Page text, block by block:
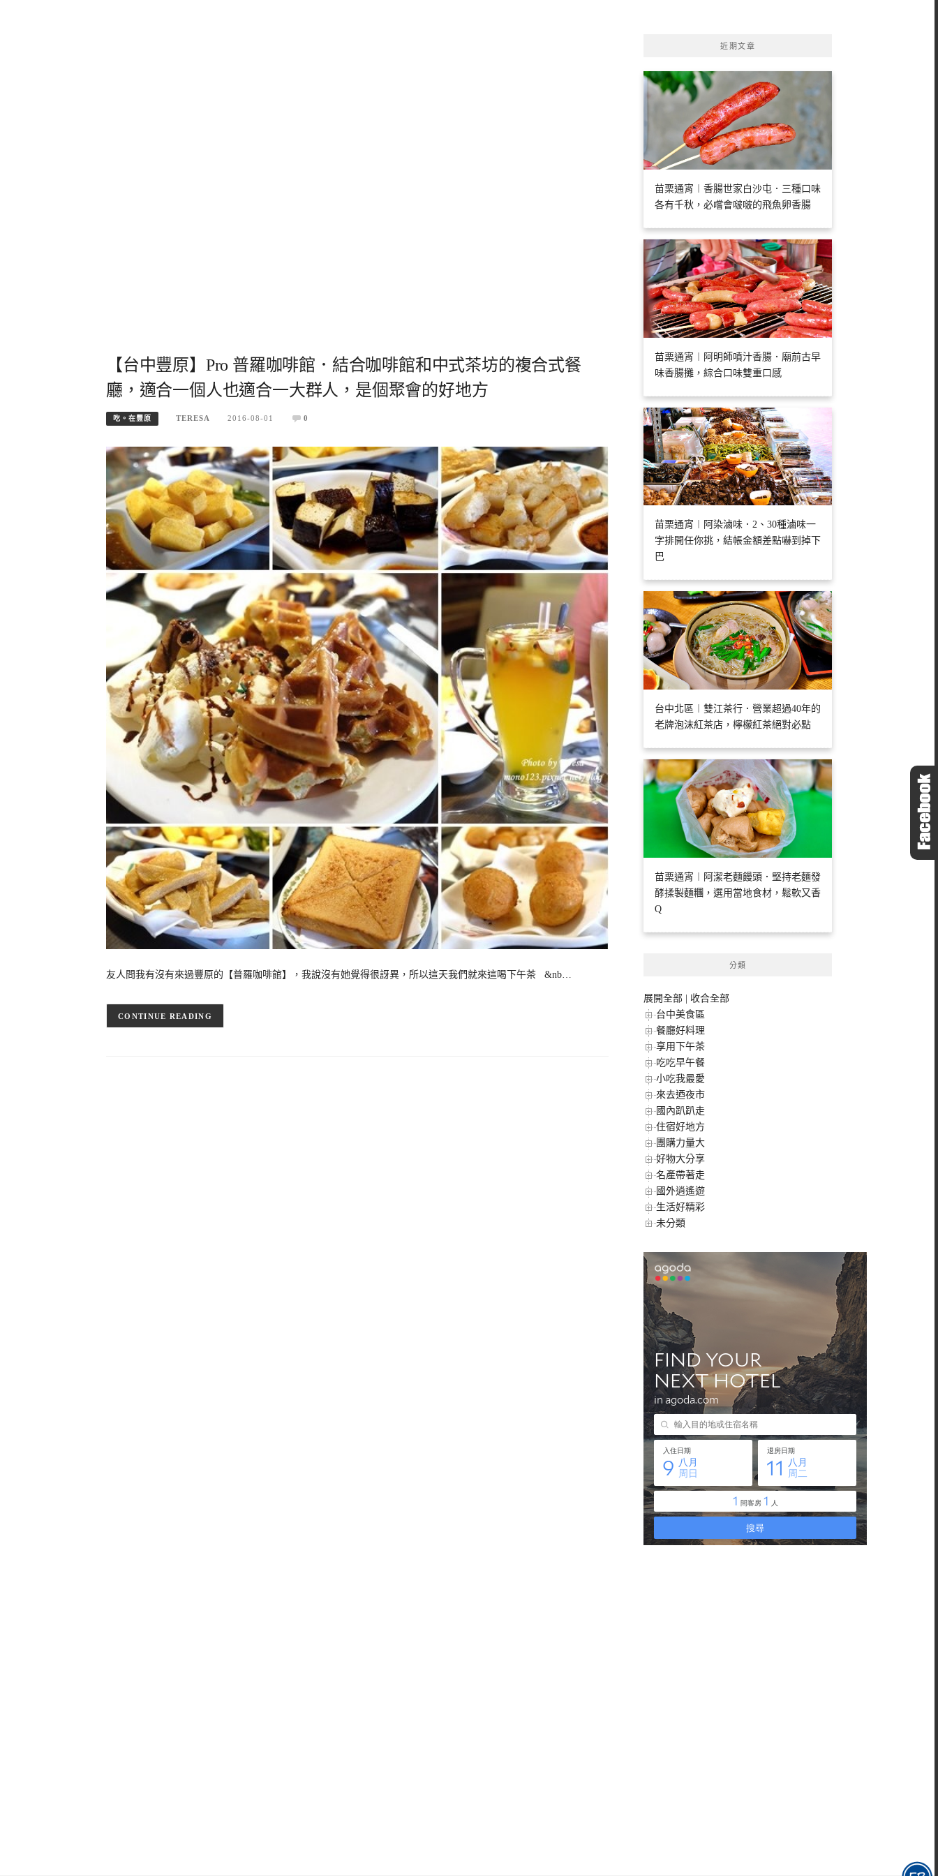
【台中豐原】Pro 普羅咖啡館．結合咖啡館和中式茶坊的複合式餐
廳，適合一個人也適合一大群人，是個聚會的好地方
吃。在豐原 TERESA 2016-08-01 0
友人問我有沒有來過豐原的【普羅咖啡館】，我說沒有她覺得很訝異，所以這天我們就來這喝下午茶 &nb…
CONTINUE READING
近期文章
苗栗通宵︱香腸世家白沙屯．三種口味
各有千秋，必嚐會啵啵的飛魚卵香腸
苗栗通宵︱阿明師噴汁香腸．廟前古早
味香腸攤，綜合口味雙重口感
苗栗通宵︱阿染滷味．2、30種滷味一
字排開任你挑，結帳金額差點嚇到掉下
巴
台中北區︱雙江茶行．營業超過40年的
老牌泡沫紅茶店，檸檬紅茶絕對必點
苗栗通宵︱阿潔老麵饅頭．堅持老麵發
酵揉製麵糰，選用當地食材，鬆軟又香
Q
分類
展開全部
收合全部
台中美食區
餐廳好料理
享用下午茶
吃吃早午餐
小吃我最愛
來去迺夜市
國內趴趴走
住宿好地方
團購力量大
好物大分享
名產帶著走
國外逍遙遊
生活好精彩
未分類